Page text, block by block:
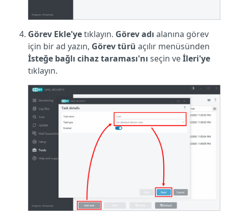
Görev Ekle'yetıklayın. Görev adı alanına görev
için bir ad yazın, Görev türü açılır menüsünden
İsteğe bağlı cihaz taraması'nı seçin veİleri'ye
tıklayın.